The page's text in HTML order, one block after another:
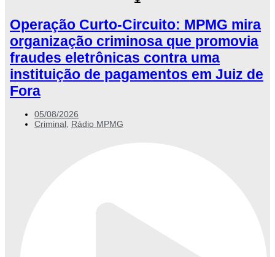
Operação Curto-Circuito: MPMG mira
organização criminosa que promovia
fraudes eletrônicas contra uma
instituição de pagamentos em Juiz de
Fora
05/08/2026
Criminal Rádio MPMG